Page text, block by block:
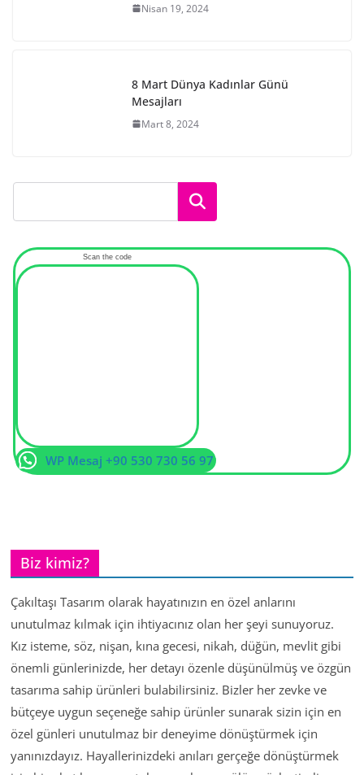
Nisan 19, 2024
8 Mart Dünya Kadınlar Günü
Mesajları
Mart 8, 2024
Ara
Scan the code
WP Mesaj +90 530 730 56 97
Biz kimiz?
Çakıltaşı Tasarım olarak hayatınızın en özel anlarını
unutulmaz kılmak için ihtiyacınız olan her şeyi sunuyoruz.
Kız isteme, söz, nişan, kına gecesi, nikah, düğün, mevlit gibi
önemli günlerinizde, her detayı özenle düşünülmüş ve özgün
tasarıma sahip ürünleri bulabilirsiniz. Bizler her zevke ve
bütçeye uygun seçeneğe sahip ürünler sunarak sizin için en
özel günleri unutulmaz bir deneyime dönüştürmek için
yanınızdayız. Hayallerinizdeki anıları gerçeğe dönüştürmek